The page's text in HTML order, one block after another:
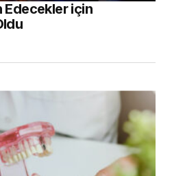
Edecekler için